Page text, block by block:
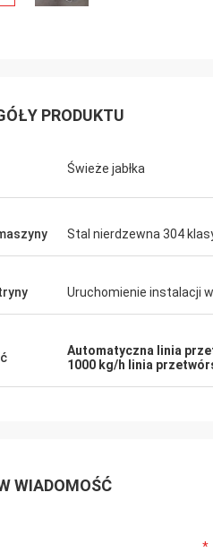
PRODUKTU
Świeże jabłka
Stal nierdzewna 304
Uruchomienie instalacji
Automatyczna linia
1000 kg/h linia
WIADOMOŚĆ